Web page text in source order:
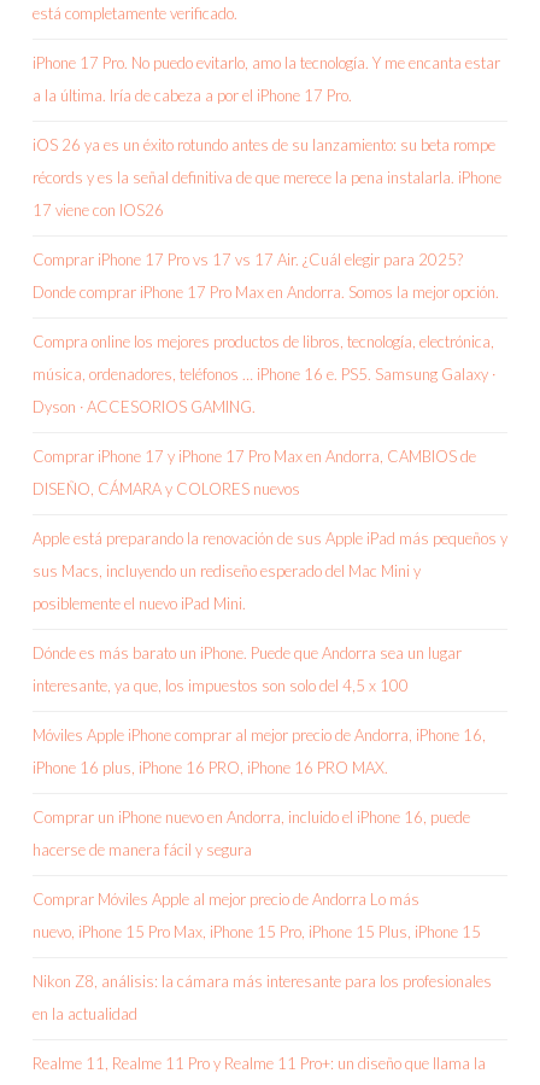
está completamente verificado.
iPhone 17 Pro. No puedo evitarlo, amo la tecnología. Y me encanta estar
a la última. Iría de cabeza a por el iPhone 17 Pro.
iOS 26 ya es un éxito rotundo antes de su lanzamiento: su beta rompe
récords y es la señal definitiva de que merece la pena instalarla. iPhone
17 viene con IOS26
Comprar iPhone 17 Pro vs 17 vs 17 Air. ¿Cuál elegir para 2025?
Donde comprar iPhone 17 Pro Max en Andorra. Somos la mejor opción.
Compra online los mejores productos de libros, tecnología, electrónica,
música, ordenadores, teléfonos … iPhone 16 e. PS5. Samsung Galaxy ·
Dyson · ACCESORIOS GAMING.
Comprar iPhone 17 y iPhone 17 Pro Max en Andorra, CAMBIOS de
DISEÑO, CÁMARA y COLORES nuevos
Apple está preparando la renovación de sus Apple iPad más pequeños y
sus Macs, incluyendo un rediseño esperado del Mac Mini y
posiblemente el nuevo iPad Mini.
Dónde es más barato un iPhone. Puede que Andorra sea un lugar
interesante, ya que, los impuestos son solo del 4,5 x 100
Móviles Apple iPhone comprar al mejor precio de Andorra, iPhone 16,
iPhone 16 plus, iPhone 16 PRO, iPhone 16 PRO MAX.
Comprar un iPhone nuevo en Andorra, incluido el iPhone 16, puede
hacerse de manera fácil y segura
Comprar Móviles Apple al mejor precio de Andorra Lo más
nuevo, iPhone 15 Pro Max, iPhone 15 Pro, iPhone 15 Plus, iPhone 15
Nikon Z8, análisis: la cámara más interesante para los profesionales
en la actualidad
Realme 11, Realme 11 Pro y Realme 11 Pro+: un diseño que llama la